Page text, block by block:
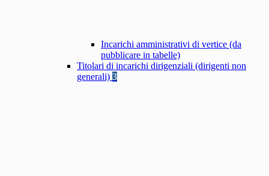
Incarichi amministrativi di vertice (da
pubblicare in tabelle)
Titolari di incarichi dirigenziali (dirigenti non
generali) 3